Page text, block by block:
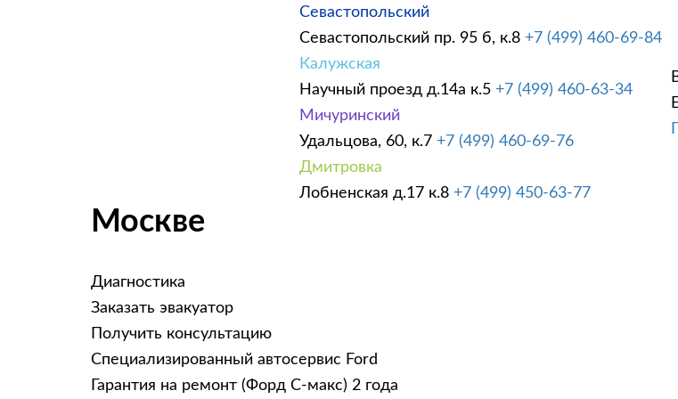
Севастопольский
Севастопольский пр. 95 б, к.8 +7 (499) 460-69-84
Калужская
Научный проезд д.14а к.5 +7 (499) 460-63-34
Мичуринский
Удальцова, 60, к.7 +7 (499) 460-69-76
Дмитровка
Лобненская д.17 к.8 +7 (499) 450-63-77
АКЦИИКОНТАКТЫ
Замена сайлентблоков задней балки
Москве
Диагностика
Заказать эвакуатор
Получить консультацию
Специализированный автосервис Ford
Гарантия на ремонт (Форд С-макс) 2 года